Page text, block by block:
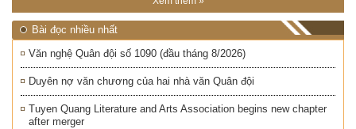
Bài đọc nhiều nhất
Văn nghệ Quân đội số 1090 (đầu tháng 8/2026)
Duyên nợ văn chương của hai nhà văn Quân đội
Tuyen Quang Literature and Arts Association begins new chapter
after merger